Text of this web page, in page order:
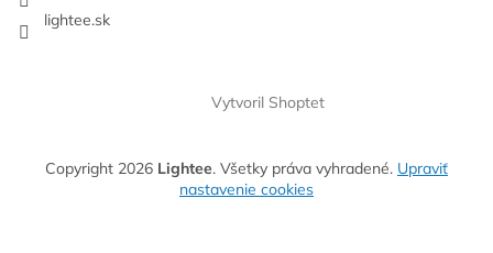
lightee.sk
Vytvoril Shoptet
Copyright 2026 Lightee. Všetky práva vyhradené. Upraviť
nastavenie cookies